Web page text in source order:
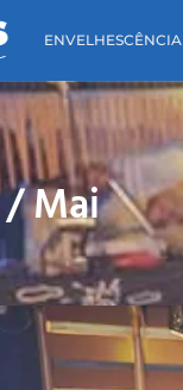
ENVELHESCÊNCIA
/Mai